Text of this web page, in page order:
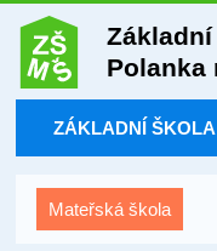
Polanka
ZÁKLADNÍ ŠKOLA
Mateřská škola